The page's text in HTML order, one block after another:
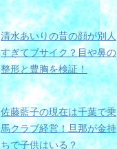
清水あいりの昔の顔が別人
すぎてブサイク？目や鼻の
整形と豊胸を検証！
佐藤藍子の現在は千葉で乗
馬クラブ経営！旦那が金持
ちで子供はいる？